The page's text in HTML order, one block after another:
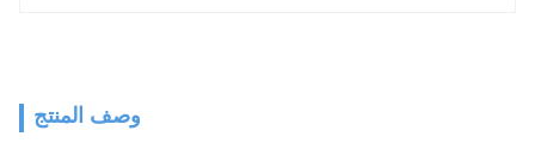
وصف المنتج